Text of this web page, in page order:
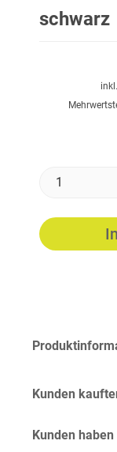
schwarz
Kunden
Kunden